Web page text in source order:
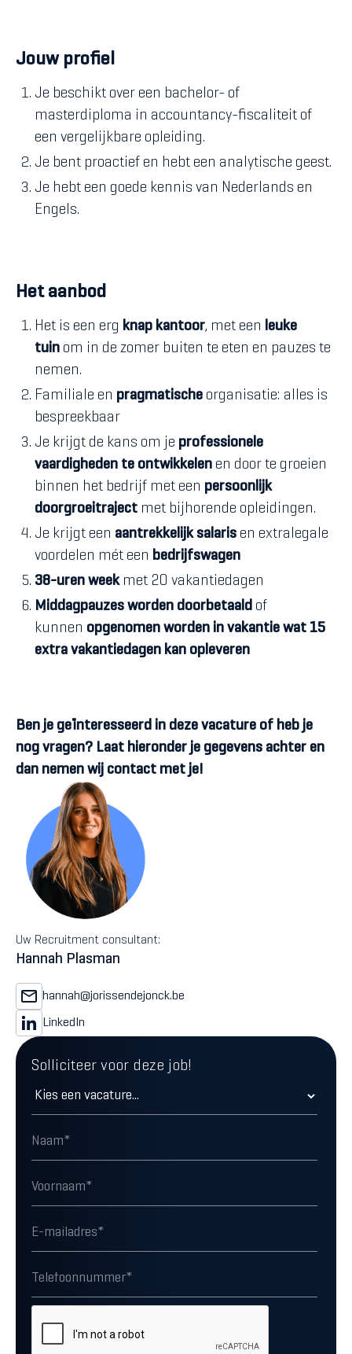
Jouw profiel
Je beschikt over een bachelor- of
masterdiploma in accountancy-fiscaliteit of
een vergelijkbare opleiding.
Je bent proactief en hebt een analytische geest.
Je hebt een goede kennis van Nederlands en
Engels.
Het aanbod
Het is een erg knap kantoor, met een leuke
tuin om in de zomer buiten te eten en pauzes te
nemen.
Familiale en pragmatische organisatie: alles is
bespreekbaar
Je krijgt de kans om je professionele
vaardigheden te ontwikkelen en door te groeien
binnen het bedrijf met een persoonlijk
doorgroeitraject met bijhorende opleidingen.
Je krijgt een aantrekkelijk salaris en extralegale
voordelen mét een bedrijfswagen
38-uren week met 20 vakantiedagen
Middagpauzes worden doorbetaald of
kunnen opgenomen worden in vakantie wat 15
extra vakantiedagen kan opleveren
Ben je geïnteresseerd in deze vacature of heb je
nog vragen? Laat hieronder je gegevens achter en
dan nemen wij contact met je!
Uw Recruitment consultant:
Hannah Plasman
hannah@jorissendejonck.be
LinkedIn
Solliciteer voor deze job!